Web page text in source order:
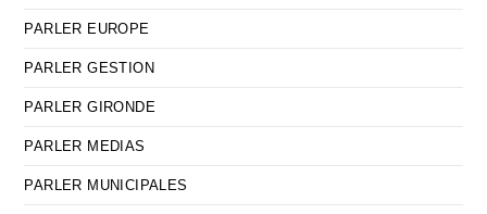
PARLER EUROPE
PARLER GESTION
PARLER GIRONDE
PARLER MEDIAS
PARLER MUNICIPALES